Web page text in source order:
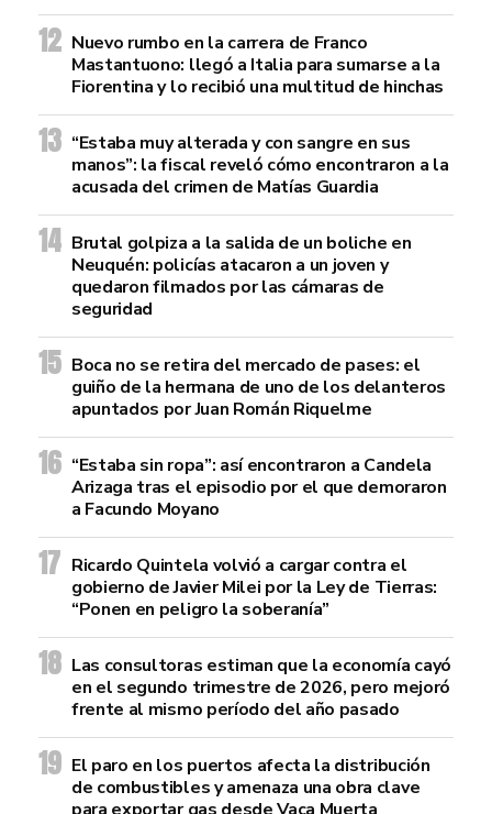
Nuevo rumbo en la carrera de Franco
Mastantuono: llegó a Italia para sumarse a la
Fiorentina y lo recibió una multitud de hinchas
“Estaba muy alterada y con sangre en sus
manos”: la fiscal reveló cómo encontraron a la
acusada del crimen de Matías Guardia
Brutal golpiza a la salida de un boliche en
Neuquén: policías atacaron a un joven y
quedaron filmados por las cámaras de
seguridad
Boca no se retira del mercado de pases: el
guiño de la hermana de uno de los delanteros
apuntados por Juan Román Riquelme
“Estaba sin ropa”: así encontraron a Candela
Arizaga tras el episodio por el que demoraron
a Facundo Moyano
Ricardo Quintela volvió a cargar contra el
gobierno de Javier Milei por la Ley de Tierras:
“Ponen en peligro la soberanía”
Las consultoras estiman que la economía cayó
en el segundo trimestre de 2026, pero mejoró
frente al mismo período del año pasado
El paro en los puertos afecta la distribución
de combustibles y amenaza una obra clave